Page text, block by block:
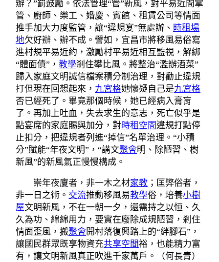
辦？”罰鼓勵。依法管理“管”新風，對平易近間掌
管、廚師、樂工、婚慶、賓館、租賃公司等情面
推手加大力度監管，讓“違規宴”無處辦、 時租場
地欠好辦、辦不成。譬如，宜昌市將移風易俗寫
進村規平易近約，激勵村平易近相互監視，解綁
“體面債”， 教學剎住攀比風。將整治“濫辦酒菜”
歸入家庭文明誠信檔案積分制治理，對勸止違規
打但現在回想起來， 九宮格她懷疑自己是九宮格
否已經死了。畢竟那個時候，她已經病入膏肓
了。再加上吐血，失去求生的意志，死亡似乎是
點宴席的家庭賜與加分，對時租空間違規打點停
止扣分，把違規者列進“掉信”名單治理。“小積
分”賦能“年夜文明”，“講文聚會明、除陋習、樹
新風”的新風氣正慢慢構成。
崇年夜廈者，非一木之材家教 ；匡弊俗者，
非一日之術。 交流推動移風易教學俗，培養小樹
屋文明新風，不在一朝一夕，還需持之以恒、久
久為功、綿綿用力，要實在廢除成規陋習，剎住
情面歪風，搬聚會開村落復興路上的“絆腳石”，
讓國民群眾既享物資充共享空間裕，也能精力富
有，讓文明新風真正吹進千家萬戶。
（何長青）